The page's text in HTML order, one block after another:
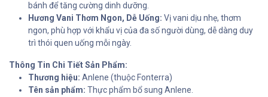
bánh để tăng cường dinh dưỡng.
Hương Vani Thơm Ngon, Dễ Uống: Vị vani dịu nhẹ, thơm
ngon, phù hợp với khẩu vị của đa số người dùng, dễ dàng duy
trì thói quen uống mỗi ngày.
Thông Tin Chi Tiết Sản Phẩm:
Thương hiệu: Anlene (thuộc Fonterra)
Tên sản phẩm: Thực phẩm bổ sung Anlene.